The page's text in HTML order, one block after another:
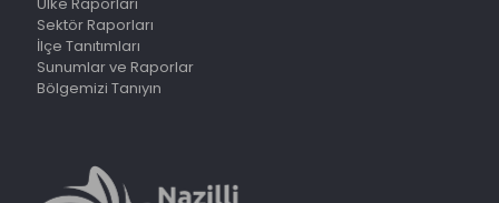
Sektör Raporları
İlçe Tanıtımları
Sunumlar ve Raporlar
Bölgemizi Tanıyın